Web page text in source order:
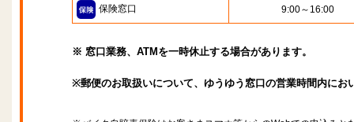
保険窓口 9:00～16:00
※ 窓口業務、ATMを一時休止する場合があります。
※郵便のお取扱いについて、ゆうゆう窓口の営業時間内に